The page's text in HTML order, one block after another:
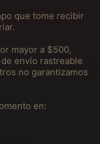
que tome recibir
mayor a $500,
envío rastreable
no garantizamos
en: